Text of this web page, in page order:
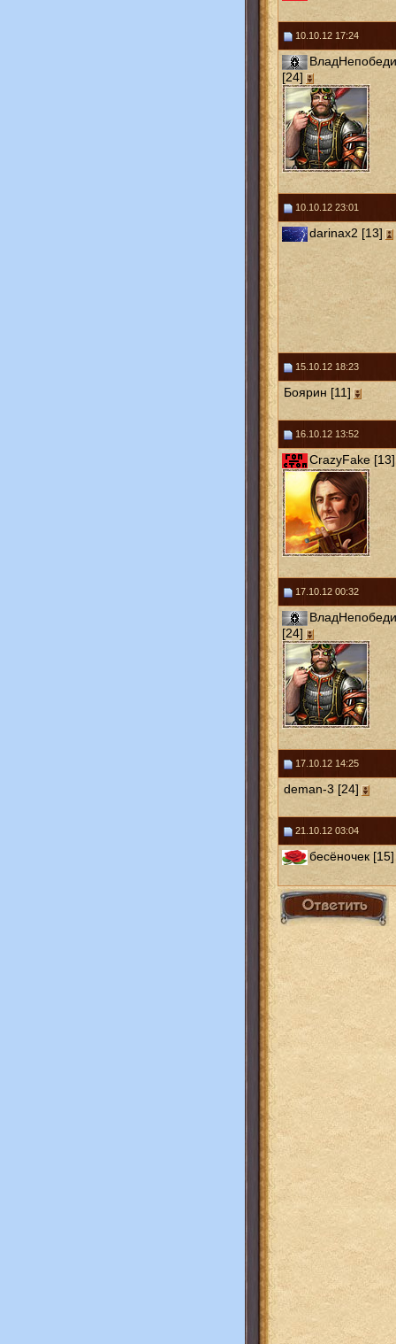
10.10.12 17:24
[24]
10.10.12 23:01
darinax2 [13]
15.10.12 18:23
Боярин [11]
16.10.12 13:52
CrazyFake [13]
17.10.12 00:32
[24]
17.10.12 14:25
deman-3 [24]
21.10.12 03:04
бесёночек [15]